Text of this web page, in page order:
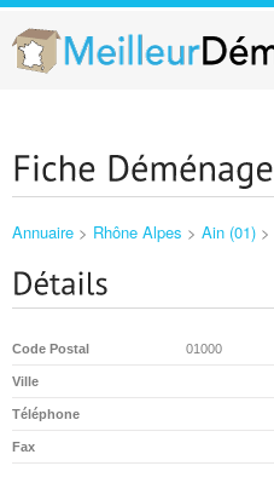
Annuaire > Rhône Alpes > Ain (01) >
Code Postal 01000
Ville
Téléphone
Fax